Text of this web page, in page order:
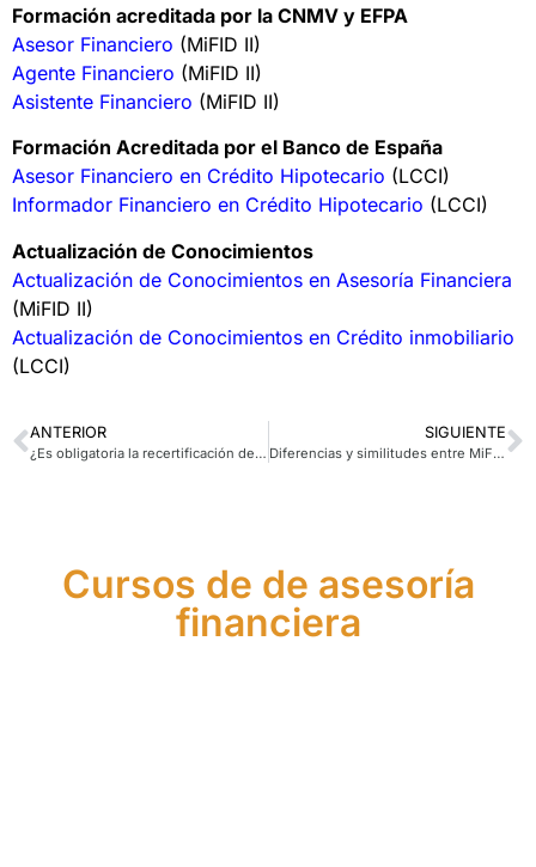
Formación acreditada por la CNMV y EFPA
Asesor Financiero (MiFID II)
Agente Financiero (MiFID II)
Asistente Financiero (MiFID II)
Formación Acreditada por el Banco de España
Asesor Financiero en Crédito Hipotecario (LCCI)
Informador Financiero en Crédito Hipotecario (LCCI)
Actualización de Conocimientos
Actualización de Conocimientos en Asesoría Financiera
(MiFID II)
Actualización de Conocimientos en Crédito inmobiliario
(LCCI)
ANTERIOR
¿Es obligatoria la recertificación de la formación LCCI?
SIGUIENTE
Diferencias y similitudes entre MiFID II y MiFIR
Cursos de de asesoría
financiera